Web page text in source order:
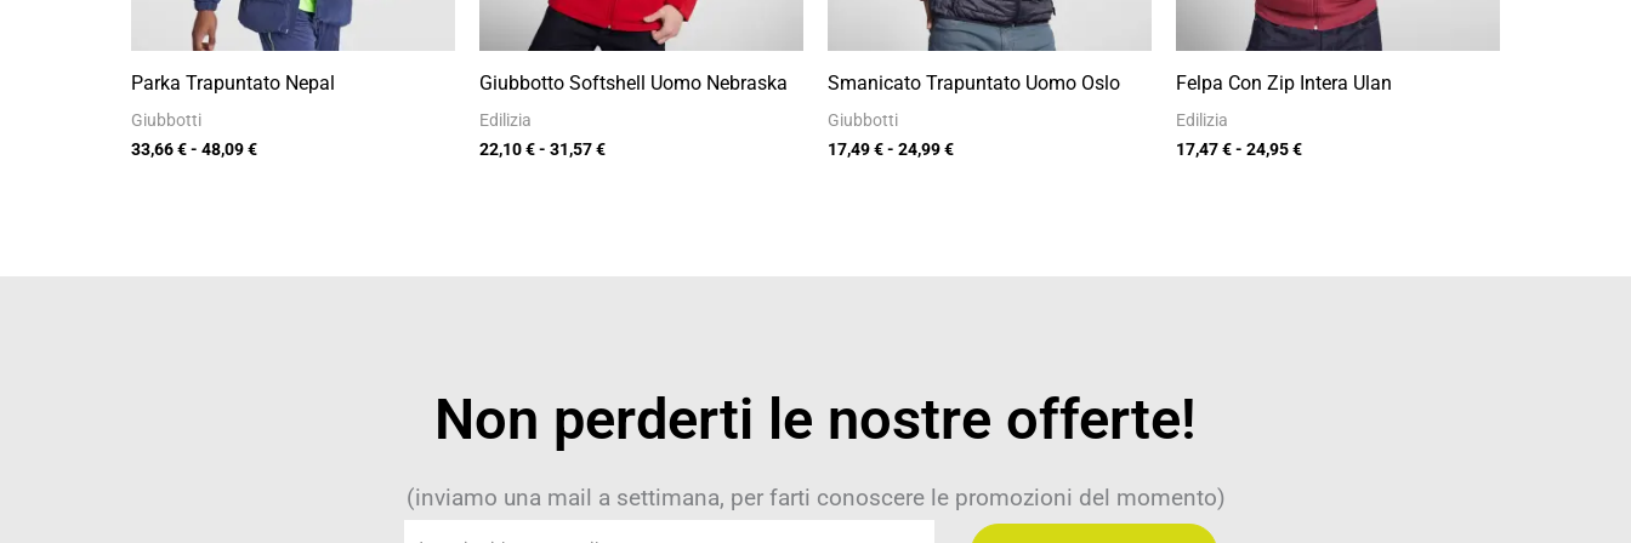
Parka Trapuntato Nepal
Giubbotti
33,66€ - 48,09€
Giubbotto Softshell Uomo Nebraska
Edilizia
22,10€- 31,57€
Smanicato Trapuntato Uomo Oslo
Giubbotti
17,49€- 24,99€
Felpa Con Zip Intera Ulan
Edilizia
17,47€- 24,95€
Non perderti le nostre offerte!
(inviamo una mail a settimana, per farti conoscere le promozioni del momento)
Inserisci